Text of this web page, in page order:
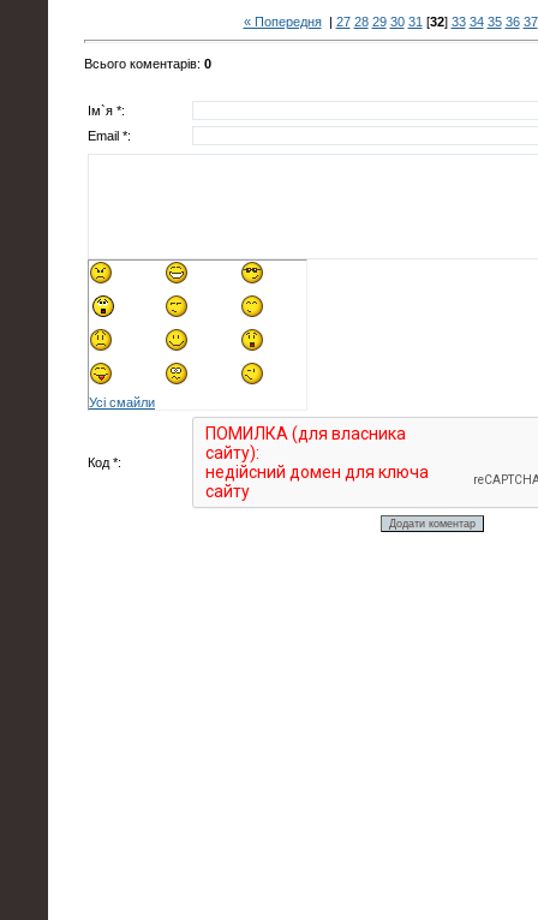
« Попередня| 27 28 29 30 31 [32] 33 34 35 36 37
Всього коментарів: 0
Ім`я *:
Email *:
Усі смайли
Код *: